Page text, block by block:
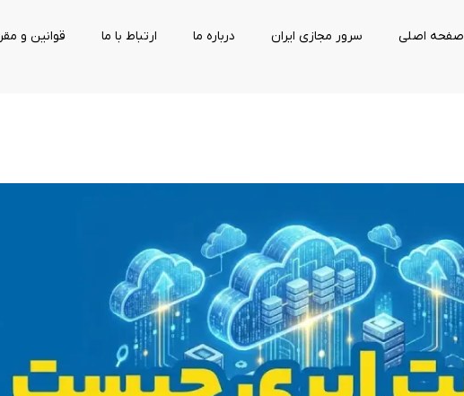
صفحه اصلی سرور مجازی ایران درباره ما ارتباط با ما قوانین و